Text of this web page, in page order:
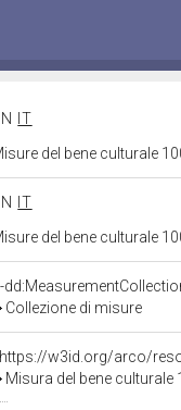
IT
del bene culturale
IT
del bene culturale
Collezione di misure
w3id.org/arco/
Misura del bene culturale